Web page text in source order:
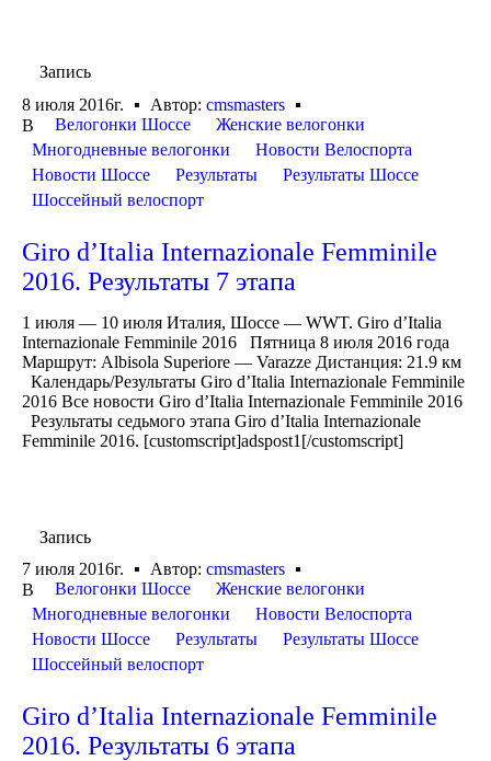
Запись
8 июля 2016г.
Автор: cmsmasters
В
Велогонки Шоссе
Женские велогонки
Многодневные велогонки
Новости Велоспорта
Новости Шоссе
Результаты
Результаты Шоссе
Шоссейный велоспорт
Giro d’Italia Internazionale Femminile
2016. Результаты 7 этапа
1 июля — 10 июля Италия, Шоссе — WWT. Giro d’Italia
Internazionale Femminile 2016 Пятница 8 июля 2016 года
Маршрут: Albisola Superiore — Varazze Дистанция: 21.9 км
Календарь/Результаты Giro d’Italia Internazionale Femminile
2016 Все новости Giro d’Italia Internazionale Femminile 2016
Результаты седьмого этапа Giro d’Italia Internazionale
Femminile 2016. [customscript]adspost1[/customscript]
Запись
7 июля 2016г.
Автор: cmsmasters
В
Велогонки Шоссе
Женские велогонки
Многодневные велогонки
Новости Велоспорта
Новости Шоссе
Результаты
Результаты Шоссе
Шоссейный велоспорт
Giro d’Italia Internazionale Femminile
2016. Результаты 6 этапа